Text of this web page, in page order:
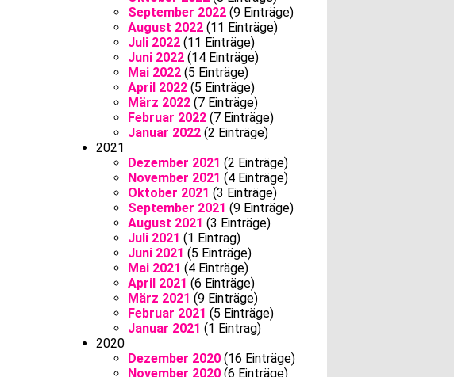
September 2022(9 Einträge)
August 2022(11 Einträge)
Juli 2022(11 Einträge)
Juni 2022(14 Einträge)
Mai 2022(5 Einträge)
April 2022(5 Einträge)
März 2022(7 Einträge)
Februar 2022(7 Einträge)
Januar 2022(2 Einträge)
2021
Dezember 2021 (2 Einträge)
November 2021 (4 Einträge)
Oktober 2021 (3 Einträge)
September 2021 (9 Einträge)
August 2021 (3 Einträge)
Juli 2021 (1 Eintrag)
Juni 2021 (5 Einträge)
Mai 2021 (4 Einträge)
April 2021 (6 Einträge)
März 2021 (9 Einträge)
Februar 2021 (5 Einträge)
Januar 2021 (1 Eintrag)
2020
Dezember 2020(16 Einträge)
November 2020(6 Einträge)